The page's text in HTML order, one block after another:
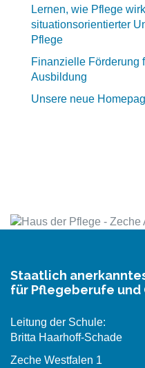
Lernen, wie Pflege
situationsorientierter
Pflege
Finanzielle Förderung
Ausbildung
Unsere neue
Staatlich
für Pflegeberufe
Leitung der Schule:
Britta Haarhoff-Schade
Zeche Westfalen 1